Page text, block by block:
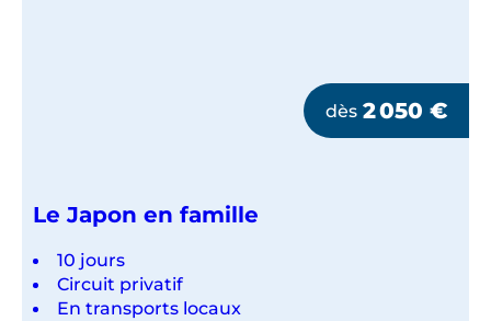
dès 2 050 €
Le Japon en famille
10 jours
Circuit privatif
En transports locaux